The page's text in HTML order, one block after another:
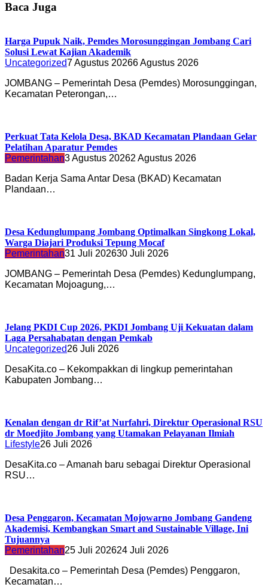
Baca Juga
Harga Pupuk Naik, Pemdes Morosunggingan Jombang Cari
Solusi Lewat Kajian Akademik
Uncategorized7 Agustus 20266 Agustus 2026
JOMBANG – Pemerintah Desa (Pemdes) Morosunggingan,
Kecamatan Peterongan,…
Perkuat Tata Kelola Desa, BKAD Kecamatan Plandaan Gelar
Pelatihan Aparatur Pemdes
Pemerintahan3 Agustus 20262 Agustus 2026
Badan Kerja Sama Antar Desa (BKAD) Kecamatan
Plandaan…
Desa Kedunglumpang Jombang Optimalkan Singkong Lokal,
Warga Diajari Produksi Tepung Mocaf
Pemerintahan31 Juli 202630 Juli 2026
JOMBANG – Pemerintah Desa (Pemdes) Kedunglumpang,
Kecamatan Mojoagung,…
Jelang PKDI Cup 2026, PKDI Jombang Uji Kekuatan dalam
Laga Persahabatan dengan Pemkab
Uncategorized26 Juli 2026
DesaKita.co – Kekompakkan di lingkup pemerintahan
Kabupaten Jombang…
Kenalan dengan dr Rif’at Nurfahri, Direktur Operasional RSU
dr Moedjito Jombang yang Utamakan Pelayanan Ilmiah
Lifestyle26 Juli 2026
DesaKita.co – Amanah baru sebagai Direktur Operasional
RSU…
Desa Penggaron, Kecamatan Mojowarno Jombang Gandeng
Akademisi, Kembangkan Smart and Sustainable Village, Ini
Tujuannya
Pemerintahan25 Juli 202624 Juli 2026
Desakita.co – Pemerintah Desa (Pemdes) Penggaron,
Kecamatan…